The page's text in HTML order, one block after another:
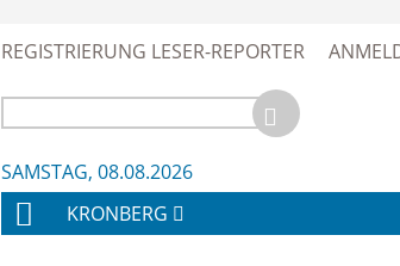
REGISTRIERUNG LESER-REPORTER
SAMSTAG, 08.08.2026
H
KRONBERG